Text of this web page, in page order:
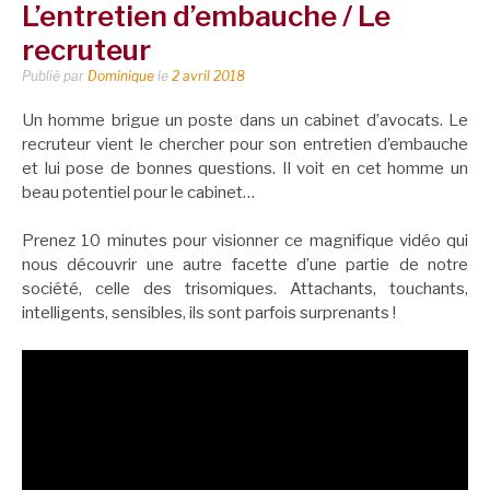
L’entretien d’embauche / Le
recruteur
Publié par Dominique le 2 avril 2018
Un homme brigue un poste dans un cabinet d’avocats. Le
recruteur vient le chercher pour son entretien d’embauche
et lui pose de bonnes questions. Il voit en cet homme un
beau potentiel pour le cabinet…
Prenez 10 minutes pour visionner ce magnifique vidéo qui
nous découvrir une autre facette d’une partie de notre
société, celle des trisomiques. Attachants, touchants,
intelligents, sensibles, ils sont parfois surprenants !